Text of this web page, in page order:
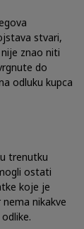
stvari,
znao niti
do
odluku kupca
trenutku
ostati
koje je
nikakve